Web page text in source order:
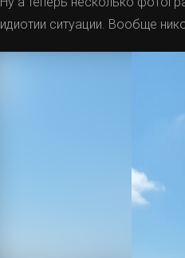
идиотии ситуации. Вообще